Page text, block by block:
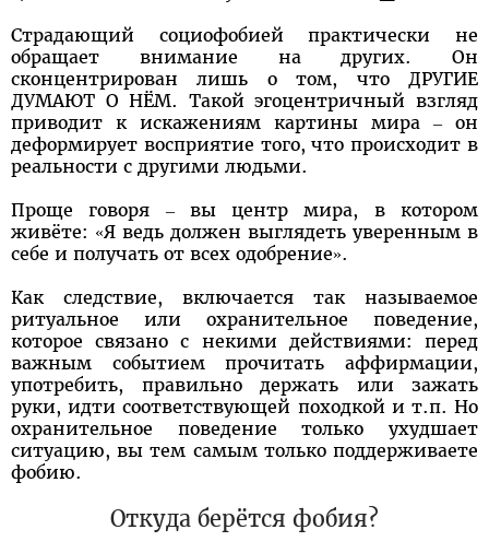
Страдающий социофобией практически не
обращает внимание на других. Он
сконцентрирован лишь о том, что ДРУГИЕ
ДУМАЮТ О НЁМ. Такой эгоцентричный взгляд
приводит к искажениям картины мира – он
деформирует восприятие того, что происходит в
реальности с другими людьми.
Проще говоря – вы центр мира, в котором
живёте: «Я ведь должен выглядеть уверенным в
себе и получать от всех одобрение».
Как следствие, включается так называемое
ритуальное или охранительное поведение,
которое связано с некими действиями: перед
важным событием прочитать аффирмации,
употребить, правильно держать или зажать
руки, идти соответствующей походкой и т.п. Но
охранительное поведение только ухудшает
ситуацию, вы тем самым только поддерживаете
фобию.
Откуда берётся фобия?